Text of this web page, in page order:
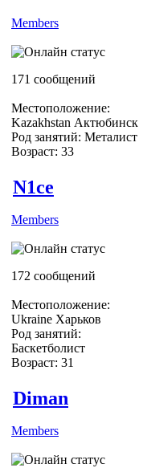
Members
171 сообщений
Местоположение:
Kazakhstan Актюбинск
Род занятий: Металист
Возраст: 33
N1ce
Members
172 сообщений
Местоположение:
Ukraine Харьков
Род занятий:
Баскетболист
Возраст: 31
Diman
Members